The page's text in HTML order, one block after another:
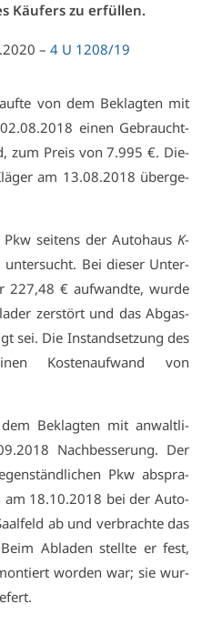
Käu­fers zu er­fül­len.
– 4 U 1208/19
von dem Be­klag­ten mit
ei­nen Ge­braucht­
zum Preis von 7.995 €. Die­
am 13.08.2018 über­ge­
sei­tens der Au­to­haus K-
un­ter­sucht. Bei die­ser Un­ter­
227,48 € auf­wand­te, wur­de
zer­stört und das Ab­gas­
sei. Die In­stand­set­zung des
Kos­ten­auf­wand von
Be­klag­ten mit an­walt­li­
Nach­bes­se­rung. Der
Pkw ab­spra­
am 18.10.2018 bei der Au­to­
ab und ver­brach­te das
Ab­la­den stell­te er fest,
wor­den war; sie wur­